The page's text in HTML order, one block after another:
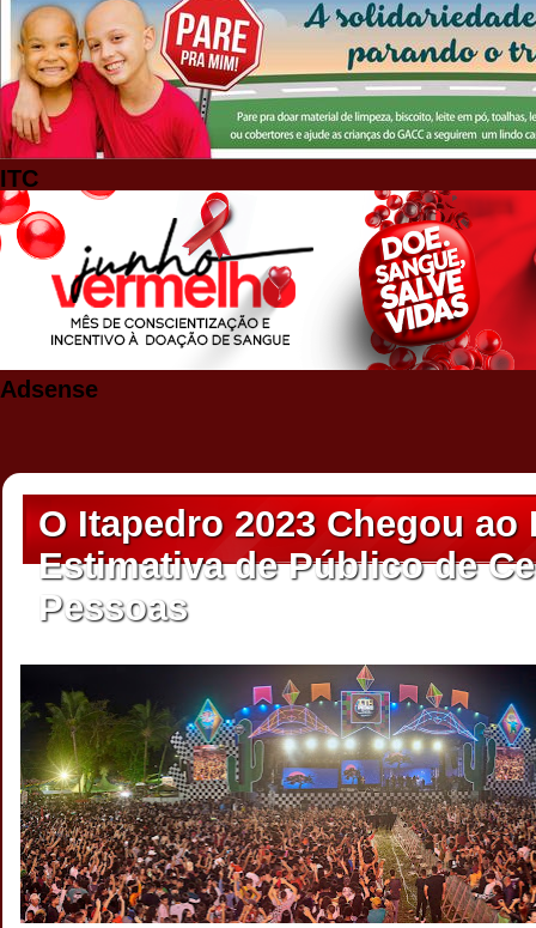
ITC
Adsense
O Itapedro 2023 Chegou ao
Estimativa de Público de
Pessoas